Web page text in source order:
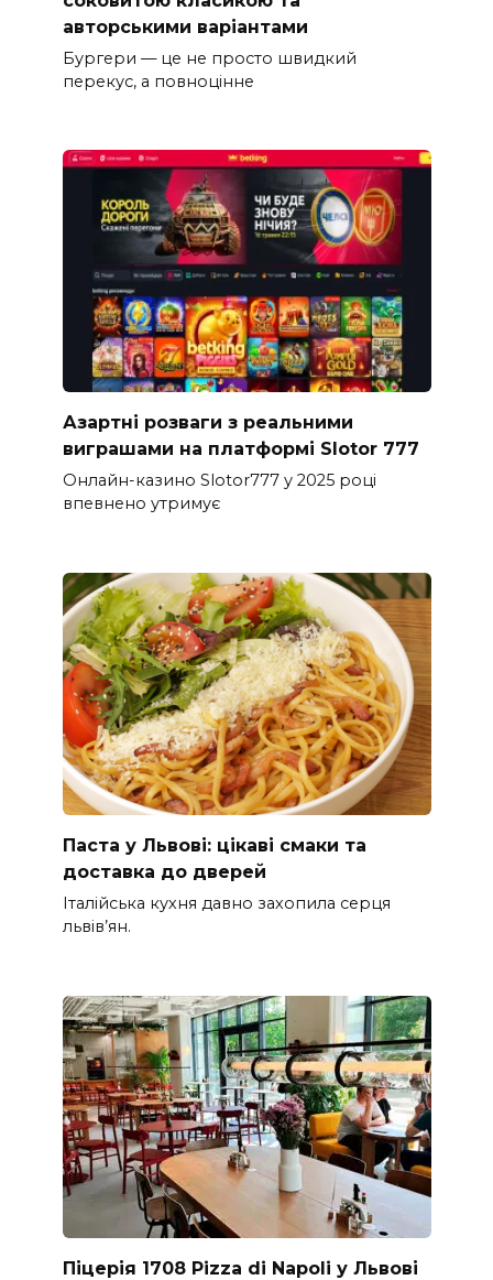
авторськими варіантами
Бургери — це не просто швидкий
перекус, а повноцінне
Азартні розваги з реальними
виграшами на платформі Slotor 777
Онлайн-казино Slotor777 у 2025 році
впевнено утримує
Паста у Львові: цікаві смаки та
доставка до дверей
Італійська кухня давно захопила серця
львів’ян.
Піцерія 1708 Pizza di Napoli у Львові